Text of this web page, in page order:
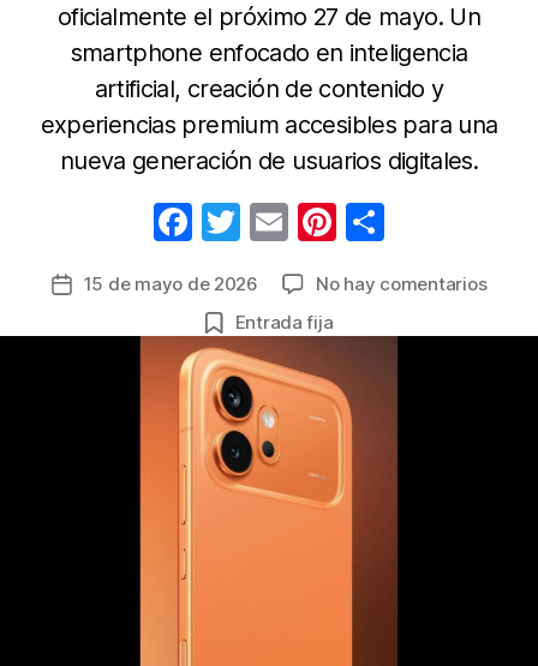
oficialmente el próximo 27 de mayo. Un
smartphone enfocado en inteligencia
artificial, creación de contenido y
experiencias premium accesibles para una
nueva generación de usuarios digitales.
F
c
e
b
o
o
k
T
itt
er
E
ail
Pi
er
e
st
m
p
Fecha
la
15 de mayo de 2026 No hay comentariosen
la
Entrada fija